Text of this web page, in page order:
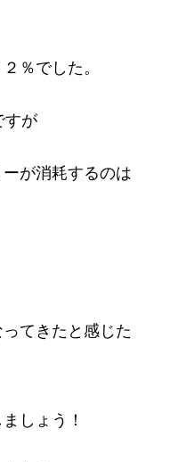
％でした。
すが
が消耗するのは
てきたと感じた
しょう！